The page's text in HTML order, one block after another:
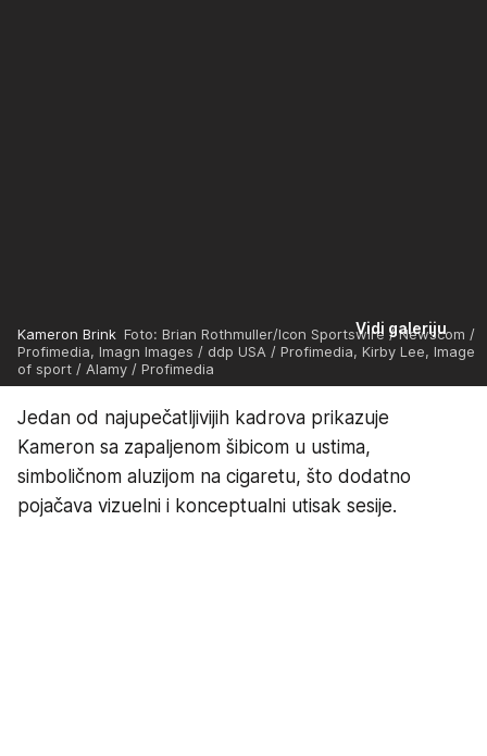
Vidi galeriju
Kameron Brink Foto: Brian Rothmuller/Icon Sportswire / Newscom /
Profimedia, Imagn Images / ddp USA / Profimedia, Kirby Lee, Image
of sport / Alamy / Profimedia
Jedan od najupečatljivijih kadrova prikazuje
Kameron sa zapaljenom šibicom u ustima,
simboličnom aluzijom na cigaretu, što dodatno
pojačava vizuelni i konceptualni utisak sesije.